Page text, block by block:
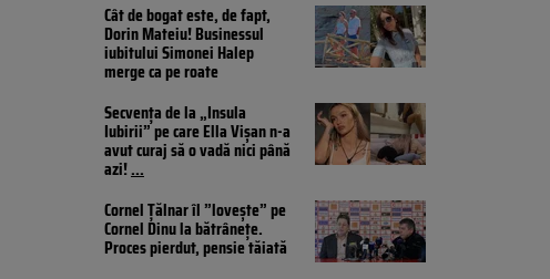
Cât de bogat este, de fapt,
Dorin Mateiu! Businessul
iubitului Simonei Halep
merge ca pe roate
Secvența de la „Insula
Iubirii” pe care Ella Vișan n-a
avut curaj să o vadă nici până
azi!...
Cornel Țălnar îl ”lovește” pe
Cornel Dinu la bătrânețe.
Proces pierdut, pensie tăiată